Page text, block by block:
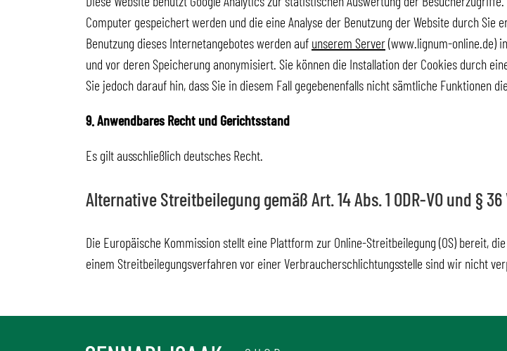
Computer gespeichert werden und die eine Analyse der Benutzung der Website durch
Benutzung dieses Internetangebotes werden auf unserem Server(www.lignum-online.de)
und vor deren Speicherung anonymisiert. Sie können die Installation der Cookies durch
Sie jedoch darauf hin, dass Sie in diesem Fall gegebenenfalls nicht sämtliche Funktionen
9. Anwendbares Recht und Gerichtsstand
Es gilt ausschließlich deutsches Recht.
Alternative Streitbeilegung gemäß Art. 14 Abs. 1 ODR-VO und § 36
Die Europäische Kommission stellt eine Plattform zur Online-Streitbeilegung (OS) bereit,
einem Streitbeilegungsverfahren vor einer Verbraucherschlichtungsstelle sind wir nicht